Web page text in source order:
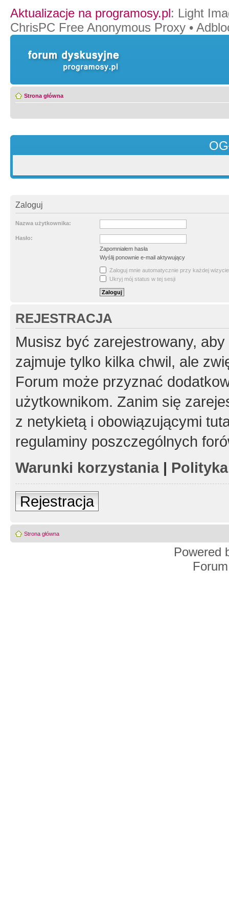
Aktualizacje na programosy.pl: Light
ChrisPC Free Anonymous Proxy •
Strona główna
Zaloguj
Nazwa użytkownika:
Hasło:
Zapomniałem hasła
Wyślij ponownie e-mail aktywujący
Zaloguj mnie automatycznie przy każdej wizycie
Ukryj mój status w tej sesji
REJESTRACJA
Musisz być zarejestrowany,
zajmuje tylko kilka chwil, ale
Forum może przyznać
użytkownikom. Zanim się
z netykietą i obowiązującymi
regulaminy poszczególnych
Warunki korzystania|
Rejestracja
Strona główna
Powered